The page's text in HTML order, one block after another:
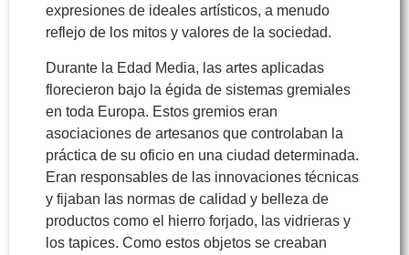
expresiones de ideales artísticos, a menudo
reflejo de los mitos y valores de la sociedad.
Durante la Edad Media, las artes aplicadas
florecieron bajo la égida de sistemas gremiales
en toda Europa. Estos gremios eran
asociaciones de artesanos que controlaban la
práctica de su oficio en una ciudad determinada.
Eran responsables de las innovaciones técnicas
y fijaban las normas de calidad y belleza de
productos como el hierro forjado, las vidrieras y
los tapices. Como estos objetos se creaban